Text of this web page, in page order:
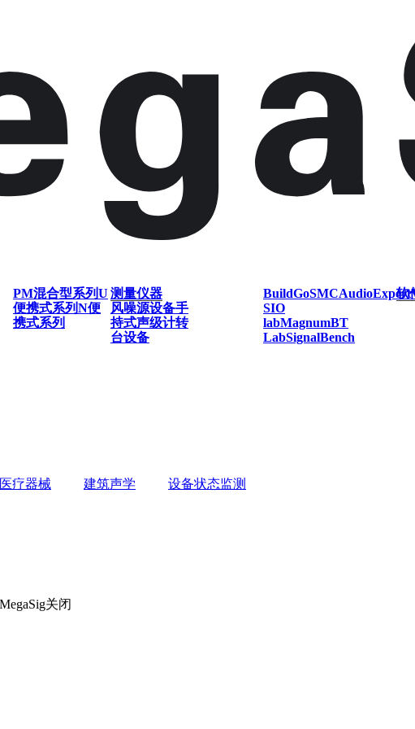
测量仪器
PM混合型系列U
便携式系列N便
携式系列
风噪源设备手
持式声级计转
台设备
软
BuildGoSMCAudioExpert
SIO
labMagnumBT
LabSignalBench
医疗器械 建筑声学 设备状态监测
关闭